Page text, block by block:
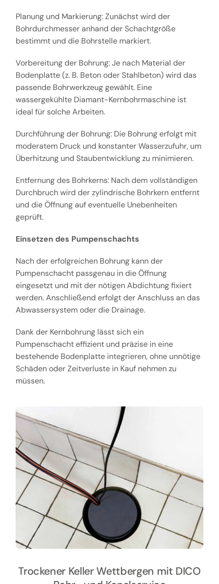
Planung und Markierung: Zunächst wird der
Bohrdurchmesser anhand der Schachtgröße
bestimmt und die Bohrstelle markiert.
Vorbereitung der Bohrung: Je nach Material der
Bodenplatte (z. B. Beton oder Stahlbeton) wird das
passende Bohrwerkzeug gewählt. Eine
wassergekühlte Diamant-Kernbohrmaschine ist
ideal für solche Arbeiten.
Durchführung der Bohrung: Die Bohrung erfolgt mit
moderatem Druck und konstanter Wasserzufuhr, um
Überhitzung und Staubentwicklung zu minimieren.
Entfernung des Bohrkerns: Nach dem vollständigen
Durchbruch wird der zylindrische Bohrkern entfernt
und die Öffnung auf eventuelle Unebenheiten
geprüft.
Einsetzen des Pumpenschachts
Nach der erfolgreichen Bohrung kann der
Pumpenschacht passgenau in die Öffnung
eingesetzt und mit der nötigen Abdichtung fixiert
werden. Anschließend erfolgt der Anschluss an das
Abwassersystem oder die Drainage.
Dank der Kernbohrung lässt sich ein
Pumpenschacht effizient und präzise in eine
bestehende Bodenplatte integrieren, ohne unnötige
Schäden oder Zeitverluste in Kauf nehmen zu
müssen.
Trockener Keller Wettbergen mit DICO